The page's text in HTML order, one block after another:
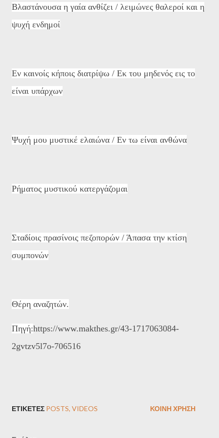
Βλαστάνουσα η γαία ανθίζει / λειμώνες θαλεροί και η
ψυχή ενδημοί
Εν καινοίς κήποις διατρίψω / Εκ του μηδενός εις το
είναι υπάρχων
Ψυχή μου μυστικέ ελαιώνα / Εν τω είναι ανθώνα
Ρήματος μυστικού κατεργάζομαι
Σταδίοις πρασίνοις πεζοπορών / Άπασα την κτίση
συμπονών
Θέρη αναζητών.
Πηγή:https://www.makthes.gr/43-1717063084-
2gvtzv5l7o-706516
ΕΤΙΚΈΤΕΣ POSTS VIDEOS ΚΟΙΝΉ ΧΡΉΣΗ